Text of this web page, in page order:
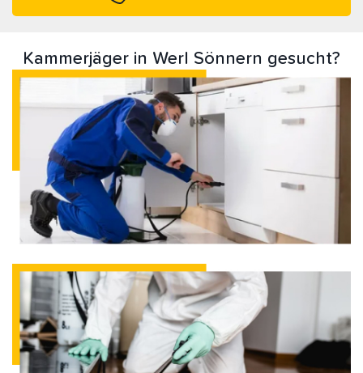
Kammerjäger in Werl Sönnern gesucht?